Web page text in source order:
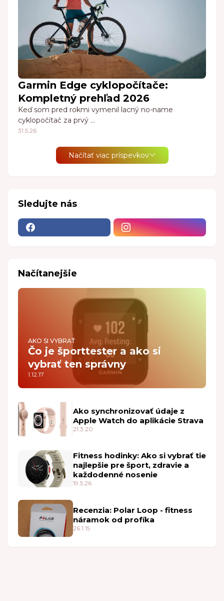
Garmin Edge cyklopočítače:
Kompletný prehľad 2026
Keď som pred rokmi vymenil lacný no-name
cyklopočítač za prvý …
31.5.26
Načítať viac príspevkov
Sledujte nás
Načítanejšie
AKO SI VYBRAŤ
Čo je športtester a ako si
vybrať ten správny
1.12.17
Ako synchronizovať údaje z
Apple Watch do aplikácie Strava
21.3.20
Fitness hodinky: Ako si vybrať tie
najlepšie pre šport, zdravie a
každodenné nosenie
19.5.26
Recenzia: Polar Loop - fitness
náramok od profíka
26.1.15